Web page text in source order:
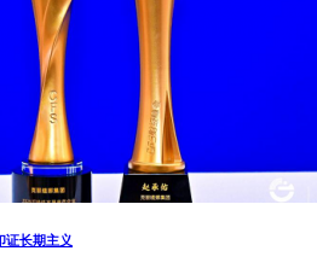
证长期主义